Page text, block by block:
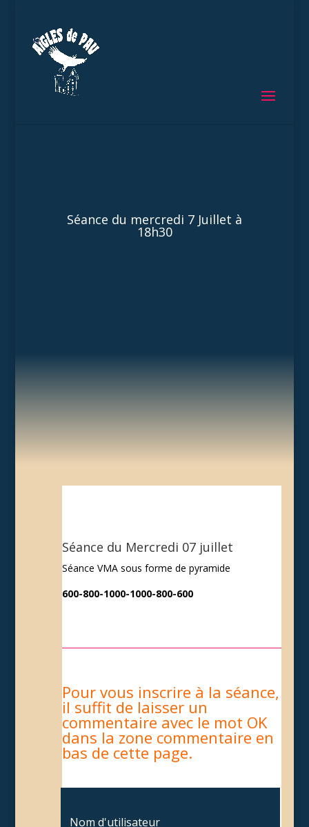
Séance du mercredi 7 Juillet à
18h30
Séance du Mercredi 07 juillet
Séance VMA sous forme de pyramide
600-800-1000-1000-800-600
Pour vous inscrire à la séance,
il suffit de laisser un
commentaire avec le mot OK
dans la zone commentaire en
bas de cette page.